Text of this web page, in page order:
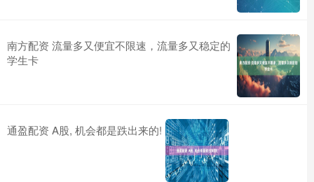
南方配资 流量多又便宜不限速，流量多又稳定的
学生卡
通盈配资 A股, 机会都是跌出来的!